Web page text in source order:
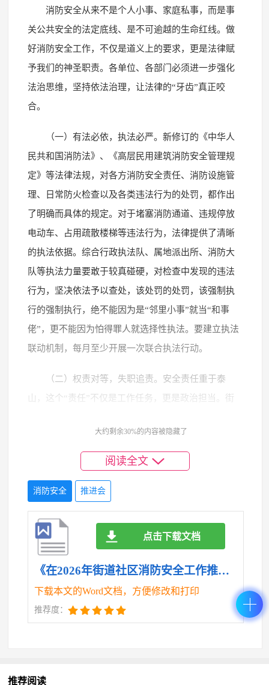
消防安全从来不是个人小事、家庭私事，而是事
关公共安全的法定底线、是不可逾越的生命红线。做
好消防安全工作，不仅是道义上的要求，更是法律赋
予我们的神圣职责。各单位、各部门必须进一步强化
法治思维，坚持依法治理，让法律的“牙齿”真正咬
合。
（一）有法必依，执法必严。新修订的《中华人
民共和国消防法》、《高层民用建筑消防安全管理规
定》等法律法规，对各方消防安全责任、消防设施管
理、日常防火检查以及各类违法行为的处罚，都作出
了明确而具体的规定。对于堵塞消防通道、违规停放
电动车、占用疏散楼梯等违法行为，法律提供了清晰
的执法依据。综合行政执法队、属地派出所、消防大
队等执法力量要敢于较真碰硬，对检查中发现的违法
行为，坚决依法予以查处，该处罚的处罚，该强制执
行的强制执行，绝不能因为是“邻里小事”就当“和事
佬”，更不能因为怕得罪人就选择性执法。要建立执法
联动机制，每月至少开展一次联合执法行动。
（二）权责对等，失职追责。安全责任重于泰
山，这个“责任”不仅是工作任务，更是政治担当。街
机制，将消防安全工作成效与各社区、各居民区、各
相关单位的年度考核、评优评先直接挂钩。要建立消
消防安全职责。对因工作不力、失职渎职导致发生火
灾事故的，要坚决启动问责程序，依法依规追究相关
单位和个人的责任。要让所有人都明白，抓安全是本
职，抓不好是失职，出了事就是渎职。只有让责任的
“板子”高高扬起，才能让安全的警钟在每个人心中长
鸣。
（三）广泛普法，全民守法。执法的最终目的不
救的常识，更要大力宣传消防法律法规，讲清楚哪些
大约剩余30%的内容被隐藏了
阅读全文
消防安全 推进会
《在2026年街道社区消防安全工作推进会上的讲话.doc》
下载本文的Word文档，方便修改和打印
推荐度：
点击下载文档
推荐阅读